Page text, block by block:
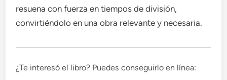
resuena con fuerza en tiempos de división,
convirtiéndolo en una obra relevante y necesaria.
¿Te interesó el libro? Puedes conseguirlo en línea: